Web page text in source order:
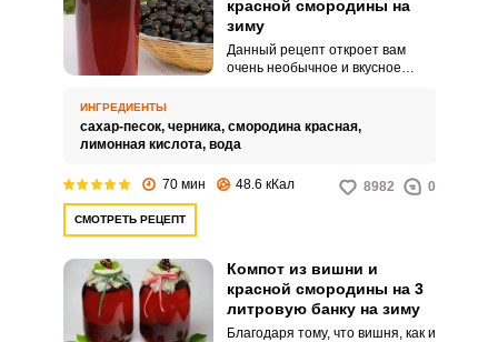
красной смородины на
зиму
Данный рецепт откроет вам
очень необычное и вкусное
на зиму.
ИНГРЕДИЕНТЫ
сахар-песок, черника, смородина красная,
лимонная кислота, вода
70 мин 48.6 кКал 8982 0
СМОТРЕТЬ РЕЦЕПТ
Компот из вишни и
красной смородины на 3
литровую банку на зиму
Благодаря тому, что вишня, как и